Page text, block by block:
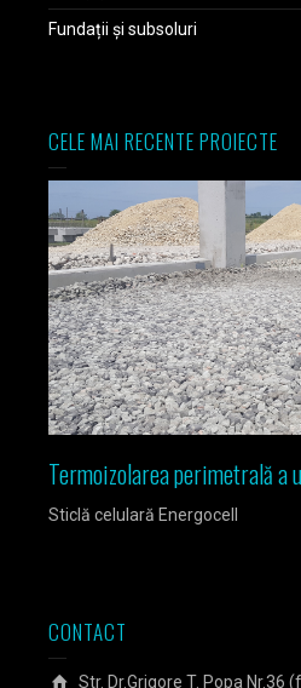
Fundații și subsoluri
CELE MAI RECENTE PROIECTE
Termoizolarea perimetrală a
Sticlă celulară Energocell
CONTACT
Str. Dr.Grigore T. Popa Nr.36